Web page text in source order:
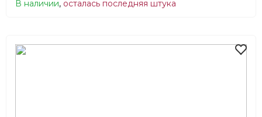
В наличии, осталась последняя штука